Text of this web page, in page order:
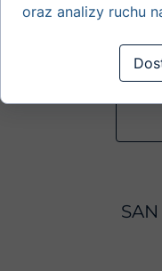
oraz analizy ruchu